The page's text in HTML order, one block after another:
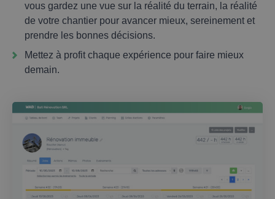
vous gardez une vue sur la réalité du terrain, la réalité
de votre chantier pour avancer mieux, sereinement et
prendre les bonnes décisions.
Mettez à profit chaque expérience pour faire mieux
demain.